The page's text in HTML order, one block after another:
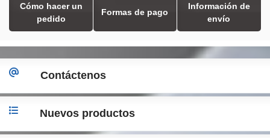
Cómo hacer un
pedido
Formas de pago
Información de
envío
Contáctenos
Nuevos productos